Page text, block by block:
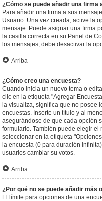
¿Cómo se puede añadir una firma
Para añadir una firma a sus
Usuario. Una vez creada, active la
mensaje. Puede asignar una firma
la casilla correcta en su Panel de
los mensajes, debe desactivar la
Arriba
¿Cómo creo una encuesta?
Cuando inicia un nuevo tema o
clic en la etiqueta "Agregar
la visualiza, significa que no posee
encuestas. Inserte un título y al
asegurándose de que cada opción
formulario. También puede elegir el
seleccionar en la etiqueta
la encuesta (0 para duración
usuarios cambiar su votos.
Arriba
¿Por qué no se puede añadir más
El límite para opciones de una